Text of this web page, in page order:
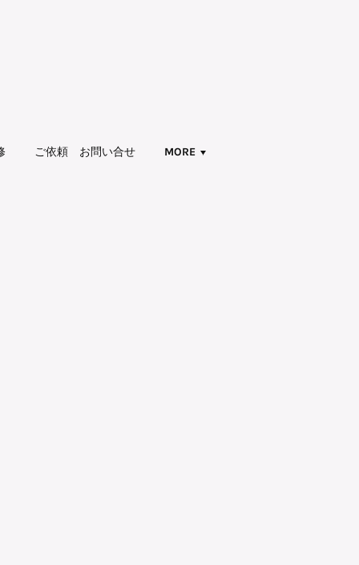
ご依頼 お問い合せ MORE